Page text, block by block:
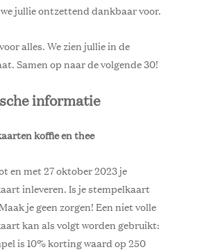
jullie ontzettend dankbaar voor.
alles. We zien jullie in de
Samen op naar de volgende 30!
informatie
koffie en thee
en met 27 oktober 2023 je
inleveren. Is je stempelkaart
je geen zorgen! Een niet volle
kan als volgt worden gebruikt:
is 10% korting waard op 250